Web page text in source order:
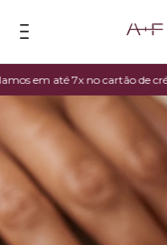
em até 7x no cartão de crédito